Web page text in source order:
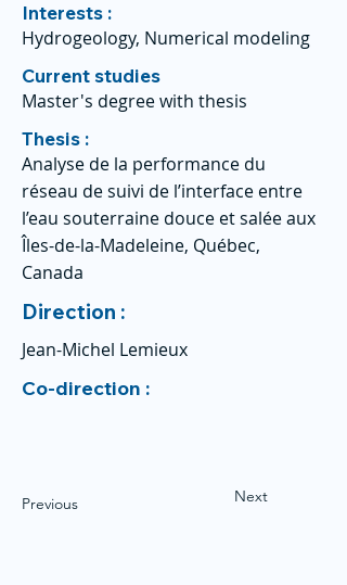
Interests :
Hydrogeology, Numerical modeling
Current studies
Master's degree with thesis
Thesis :
Analyse de la performance du
réseau de suivi de l’interface entre
l’eau souterraine douce et salée aux
Îles-de-la-Madeleine, Québec,
Canada
Direction :
Jean-Michel Lemieux
Co-direction :
Previous Next